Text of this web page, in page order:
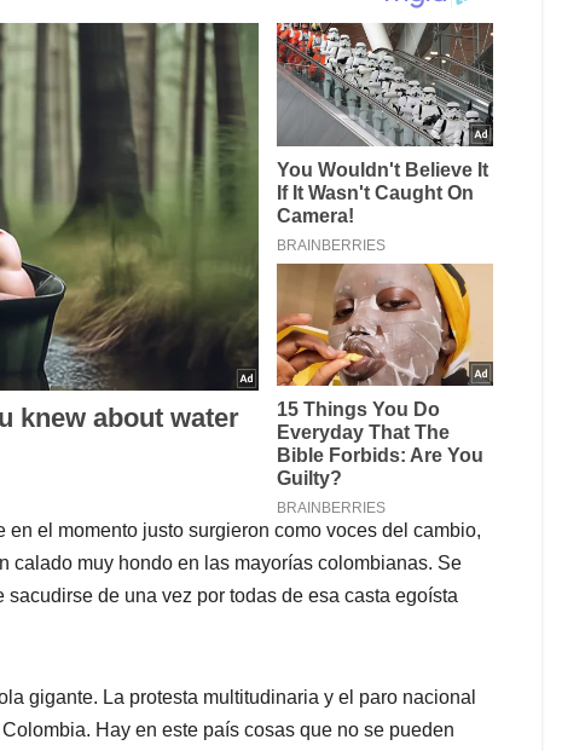
el momento justo surgieron como voces del cambio,
calado muy hondo en las mayorías colombianas. Se
de una vez por todas de esa casta egoísta
gigante. La protesta multitudinaria y el paro nacional
Hay en este país cosas que no se pueden